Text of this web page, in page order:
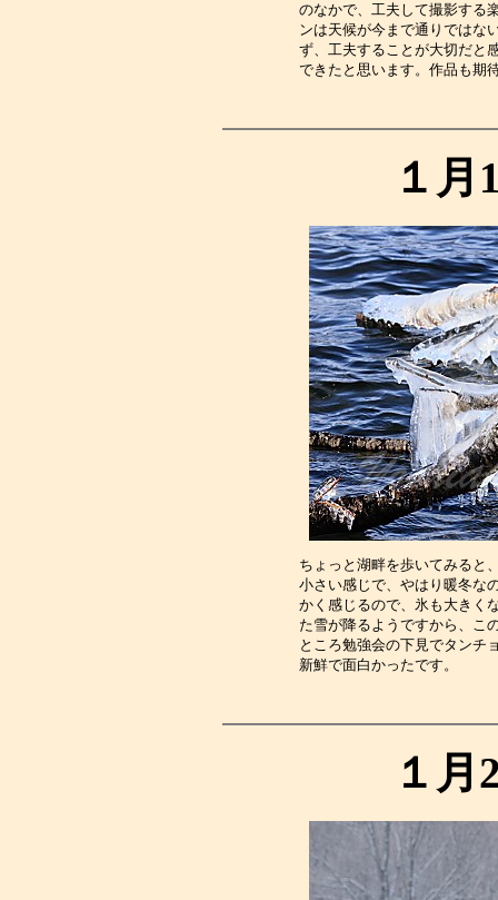
のなかで、工夫して撮影する
ンは天候が今まで通りではな
ず、工夫することが大切だと
できたと思います
１月
ちょっと湖畔を歩いてみると
小さい感じで、やはり暖冬な
かく感じるので、氷も大きく
た雪が降るようですから、こ
ところ勉強会の下見でタンチ
新鮮で面
１月